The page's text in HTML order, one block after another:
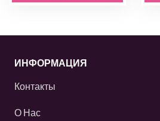
ИНФОРМАЦИЯ
Контакты
О Нас